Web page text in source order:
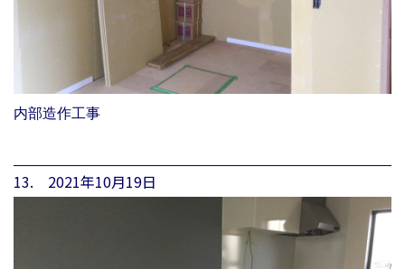
内部造作工事
13. 2021年10月19日